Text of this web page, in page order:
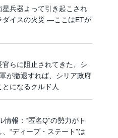
兵器よって引き起こされ
ダイスの火災 ―ここはETが
らに阻止されてきた、シ
が撤退すれば、シリア政府
になるクルド人
報：“匿名Q”の勢力がト
“ディープ・ステート”は